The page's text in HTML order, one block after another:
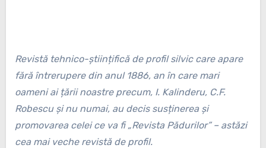
Revistă tehnico-științifică de profil silvic care apare
fără întrerupere din anul 1886, an în care mari
oameni ai țării noastre precum, I. Kalinderu, C.F.
Robescu și nu numai, au decis susținerea și
promovarea celei ce va fi „Revista Pădurilor” – astăzi
cea mai veche revistă de profil.